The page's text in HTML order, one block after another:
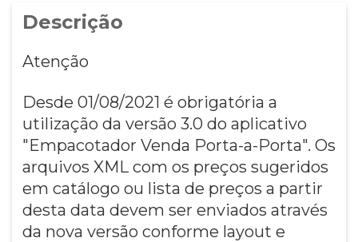
Descrição
Atenção
Desde 01/08/2021 é obrigatória a
utilização da versão 3.0 do aplicativo
"Empacotador Venda Porta-a-Porta". Os
arquivos XML com os preços sugeridos
em catálogo ou lista de preços a partir
desta data devem ser enviados através
da nova versão conforme layout e